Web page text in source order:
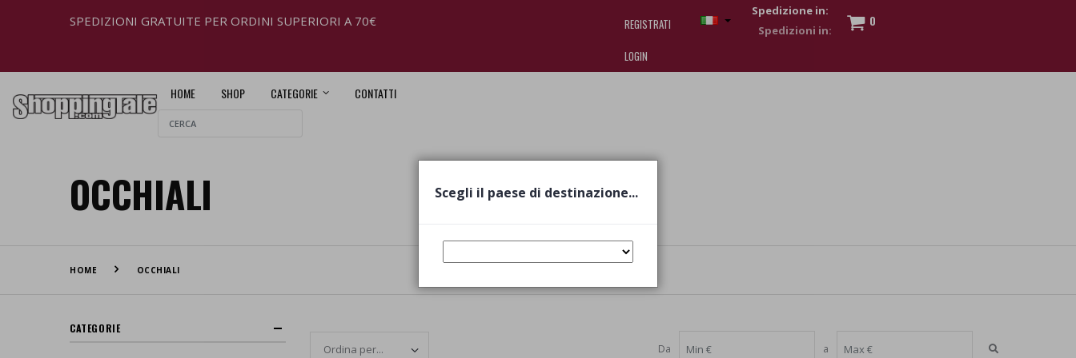
SPEDIZIONI GRATUITE PER ORDINI SUPERIORI A 70€
REGISTRATI
LOGIN
Spedizione in:
0
HOME SHOP CATEGORIE CONTATTI
replica watches.
OCCHIALI
HOME OCCHIALI
Da a
CATEGORIE
Scegli il paese di destinazione...